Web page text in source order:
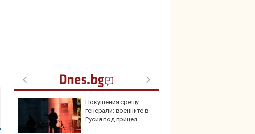
Покушения срещу
генерали: военните в
Русия под прицел